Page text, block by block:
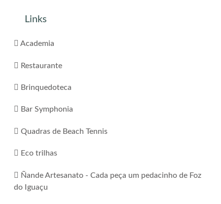
Links
Academia
Restaurante
Brinquedoteca
Bar Symphonia
Quadras de Beach Tennis
Eco trilhas
Ñande Artesanato - Cada peça um pedacinho de Foz
do Iguaçu